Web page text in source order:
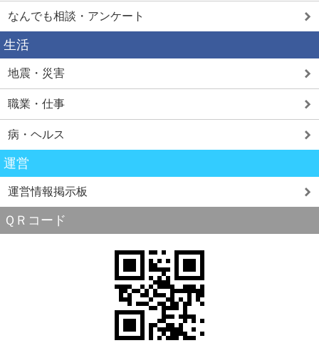
なんでも相談・アンケート
生活
地震・災害
職業・仕事
病・ヘルス
運営
運営情報掲示板
ＱＲコード